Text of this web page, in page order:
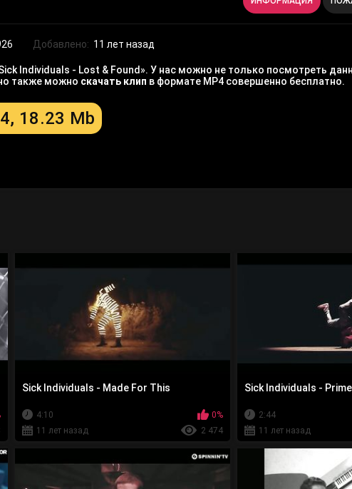
Добавлено: 11 лет назад
Individuals - Lost & Found». У нас можно не только посмотреть
также можно скачать клип в формате MP4 совершенно бесплатно.
18.23 Mb
Sick Individuals - Made For This
4:10
0%
11 лет назад
2 474
Sick Individuals - Prime
2:44
11 лет назад